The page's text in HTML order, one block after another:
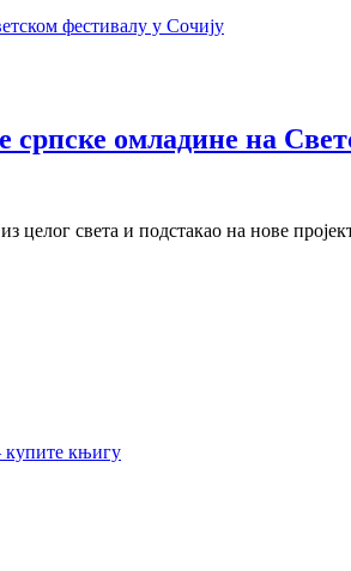
омладине на
целог света и подстакао на нове